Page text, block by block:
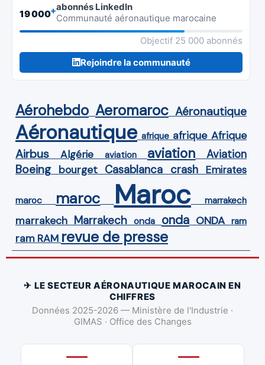
19 000+abonnés LinkedIn
Communauté aéronautique marocaine
Objectif 25 000 abonnés
Rejoindre la communauté
Aérohebdo Aeromaroc Aéronautique
Aéronautique afrique afrique Afrique
Airbus Algérie aviation aviation Aviation
Boeing bourget Casablanca crash Emirates
maroc maroc Maroc marrakech
marrakech Marrakech onda onda ONDA ram
ram RAM revue de presse
✈ LE SECTEUR AÉRONAUTIQUE MAROCAIN EN
CHIFFRES
Données 2025-2026 — Ministère de l'Industrie ·
GIMAS · Office des Changes